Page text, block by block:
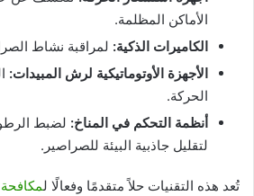
الأماكن المظلمة.
الكاميرات الذكية: لمراقبة نشاط
الأجهزة الأوتوماتيكية لرش المبيدات:
الحركة.
أنظمة التحكم في المناخ: لضبط
لتقليل جاذبية البيئة للصراصير.
تُعد هذه التقنيات حلاً متقدمًا وفعالًا ل